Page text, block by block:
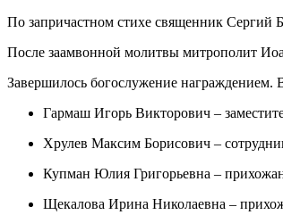
По запричастном стихе священник Сергий
После заамвонной молитвы митрополит
Завершилось богослужение награждением.
Гармаш Игорь Викторович –
Хрулев Максим Борисович –
Купман Юлия Григорьевна –
Щекалова Ирина Николаевна –